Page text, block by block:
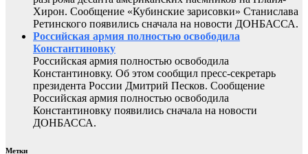
Хирон. Сообщение «Кубинские зарисовки» Станислава
Ретинского появились сначала на новости ДОНБАССА.
Российская армия полностью освободила
Константиновку
Российская армия полностью освободила
Константиновку. Об этом сообщил пресс-секретарь
президента России Дмитрий Песков. Сообщение
Российская армия полностью освободила
Константиновку появились сначала на новости
ДОНБАССА.
Метки